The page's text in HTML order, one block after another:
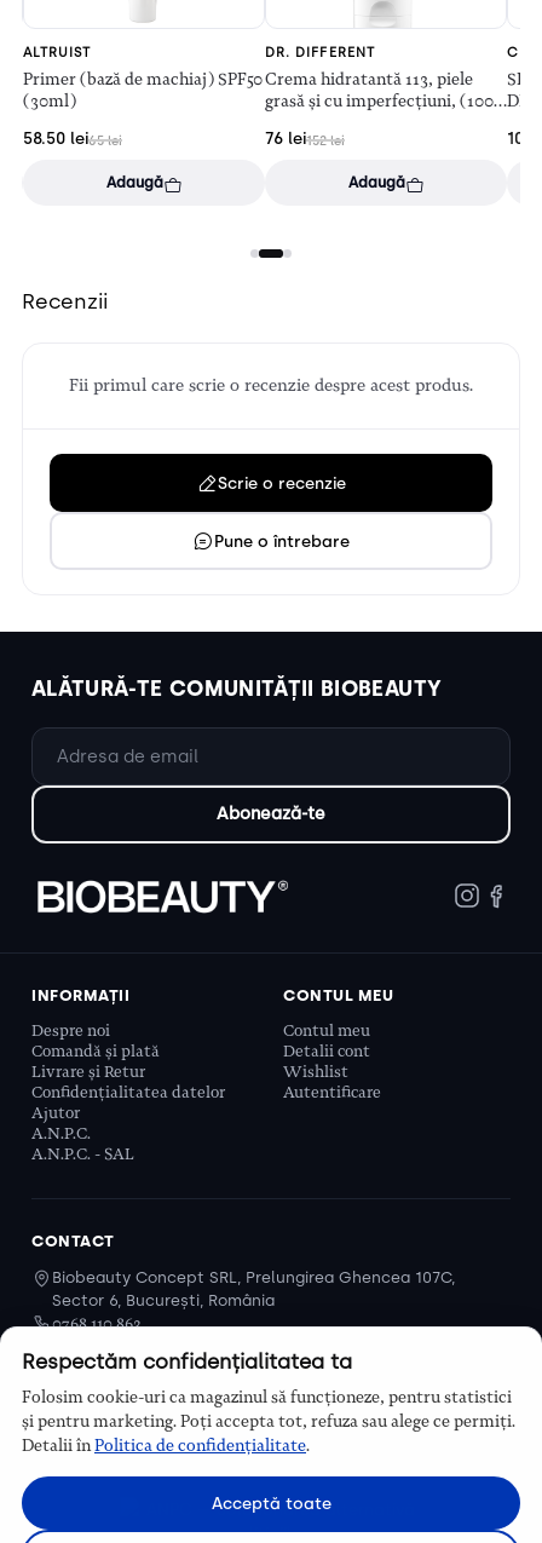
ALTRUIST
Primer (bază de machiaj) SPF50
(30ml)
65lei
58.50 lei
Adaugă
DR. DIFFERENT
Crema hidratantă 113, piele
grasă și cu imperfecțiuni, (100
152lei
76 lei
Adaugă
109
Recenzii
Fii primul care scrie o recenzie despre acest produs.
Scrie o recenzie
Pune o întrebare
ALĂTURĂ-TE COMUNITĂȚII BIOBEAUTY
INFORMAȚII
Despre noi
Comandă și plată
Livrare și Retur
Confidențialitatea datelor
Ajutor
A.N.P.C.
A.N.P.C. - SAL
CONTUL MEU
Contul meu
Detalii cont
Wishlist
Autentificare
CONTACT
Biobeauty Concept SRL, Prelungirea Ghencea 107C,
Sector 6, București, România
0768 110 863
Luni–Vineri, 9:00 – 16:00
Respectăm confidențialitatea ta
Folosim cookie-uri ca magazinul să funcționeze, pentru statistici
și pentru marketing. Poți accepta tot, refuza sau alege ce permiți.
Detalii înPolitica de confidențialitate.
Acceptă toate